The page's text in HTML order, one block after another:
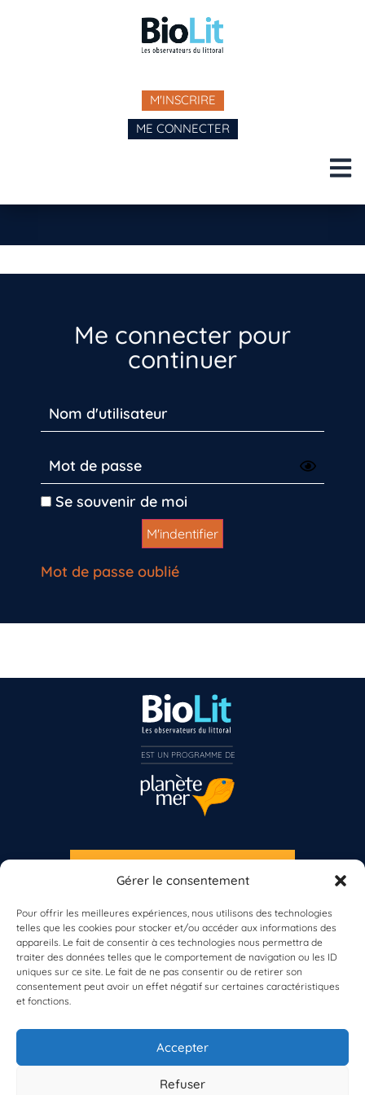
Gérer le consentement
Pour offrir les meilleures expériences, nous utilisons des technologies
telles que les cookies pour stocker et/ou accéder aux informations des
appareils. Le fait de consentir à ces technologies nous permettra de
traiter des données telles que le comportement de navigation ou les ID
uniques sur ce site. Le fait de ne pas consentir ou de retirer son
consentement peut avoir un effet négatif sur certaines caractéristiques
et fonctions.
Accepter
Refuser
M'INSCRIRE
ME CONNECTER
Me connecter pour
continuer
Se souvenir de moi
Mot de passe oublié
À propos de BioLit
Vos données d'observation
Ressources
Résultats du programme
S'INSCRIRE À LA NEWSLETTER
Vous n’êtes pas encore inscrit à Biolit ?
Inscrivez-vous dès maintenant